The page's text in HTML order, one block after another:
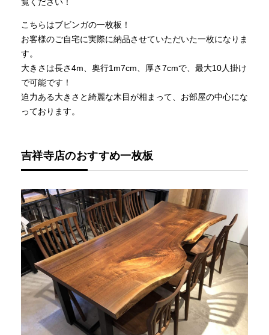
こちらはブビンガの一枚板！
お客様のご自宅に実際に納品させていただいた一枚になりま
す。
大きさは長さ4m、奥行1m7cm、厚さ7cmで、最大10人掛け
で可能です！
迫力ある大きさと綺麗な木目が相まって、お部屋の中心にな
っております。
吉祥寺店のおすすめ一枚板